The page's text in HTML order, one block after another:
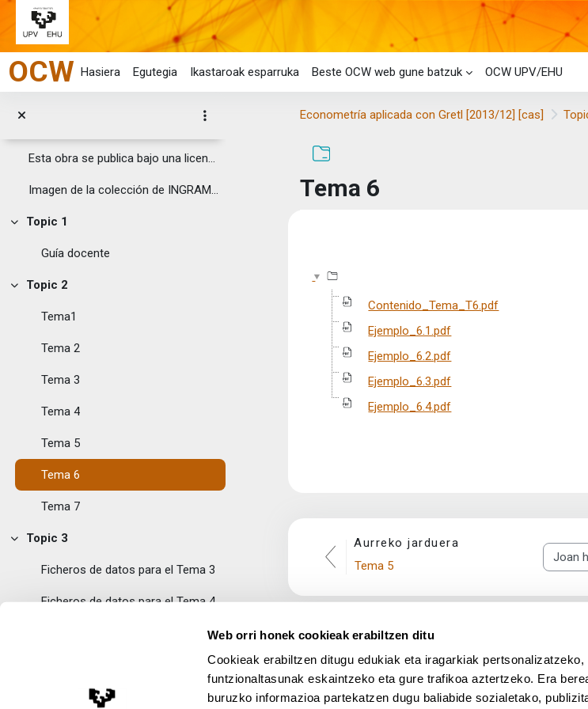
Web orri honek cookieak erabiltzen ditu
Cookieak erabiltzen ditugu edukiak eta iragarkiak
funtzionaltasunak eskaintzeko eta gure trafikoa aztertzeko. Era
buruzko informazioa partekatzen dugu baliabide sozialetako,
Joan eduki nagusira zuzenean
OCW Hasiera Egutegia Ikastaroak esparruka Beste OCW web gune batzuk OCW UPV/EHU
Esta obra se publica bajo una licencia Creative ...
Imagen de la colección de INGRAM GOLD ...
Tolestu
Topic 1
Guía docente
Tolestu
Topic 2
Tema1
Tema 2
Tema 3
Tema 4
Tema 5
Tema 6
Tema 7
Tolestu
Topic 3
Ficheros de datos para el Tema 3
Ficheros de datos para el Tema 4
Ficheros de datos para el Tema 5
Actividades
Econometría aplicada con Gretl [2013/12] [cas]
Tema 6
Contenido_Tema_T6.pdf
Ejemplo_6.1.pdf
Ejemplo_6.2.pdf
Ejemplo_6.3.pdf
Ejemplo_6.4.pdf
Aurreko jarduera
Tema 5
Joan
Lege Oharra App deskargatu UPV/